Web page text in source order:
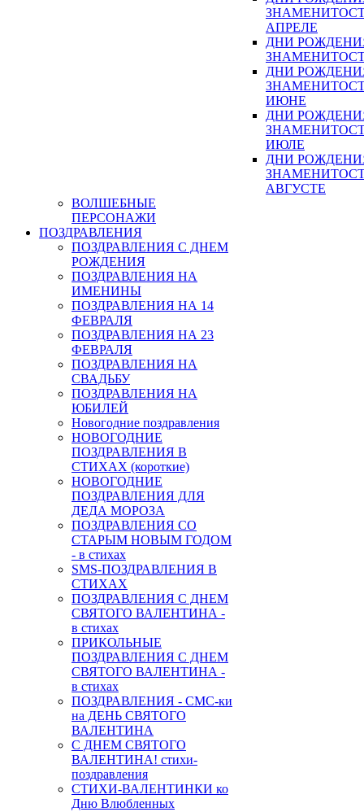
АПРЕЛЕ
ДНИ
ДНИ
ИЮНЕ
ДНИ
ИЮЛЕ
ДНИ
АВГУСТЕ
ВОЛШЕБНЫЕ
ПЕРСОНАЖИ
ПОЗДРАВЛЕНИЯ
ПОЗДРАВЛЕНИЯ С ДНЕМ
РОЖДЕНИЯ
ПОЗДРАВЛЕНИЯ НА
ИМЕНИНЫ
ПОЗДРАВЛЕНИЯ НА 14
ФЕВРАЛЯ
ПОЗДРАВЛЕНИЯ НА 23
ФЕВРАЛЯ
ПОЗДРАВЛЕНИЯ НА
СВАДЬБУ
ПОЗДРАВЛЕНИЯ НА
ЮБИЛЕЙ
Новогодние поздравления
НОВОГОДНИЕ
ПОЗДРАВЛЕНИЯ В
СТИХАХ (короткие)
НОВОГОДНИЕ
ПОЗДРАВЛЕНИЯ ДЛЯ
ДЕДА МОРОЗА
ПОЗДРАВЛЕНИЯ СО
СТАРЫМ НОВЫМ ГОДОМ
- в стихах
SMS-ПОЗДРАВЛЕНИЯ В
СТИХАХ
ПОЗДРАВЛЕНИЯ С ДНЕМ
СВЯТОГО ВАЛЕНТИНА -
в стихах
ПРИКОЛЬНЫЕ
ПОЗДРАВЛЕНИЯ С ДНЕМ
СВЯТОГО ВАЛЕНТИНА -
в стихах
ПОЗДРАВЛЕНИЯ - СМС-ки
на ДЕНЬ СВЯТОГО
ВАЛЕНТИНА
С ДНЕМ СВЯТОГО
ВАЛЕНТИНА! стихи-
поздравления
СТИХИ-ВАЛЕНТИНКИ ко
Дню Влюбленных